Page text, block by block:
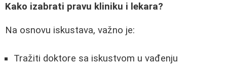
Kako izabrati pravu kliniku i lekara?
Na osnovu iskustava, važno je:
Tražiti doktore sa iskustvom u vađenju